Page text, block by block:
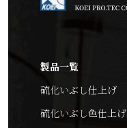
製品一覧
硫化いぶし仕上げ
硫化いぶし色仕上げ